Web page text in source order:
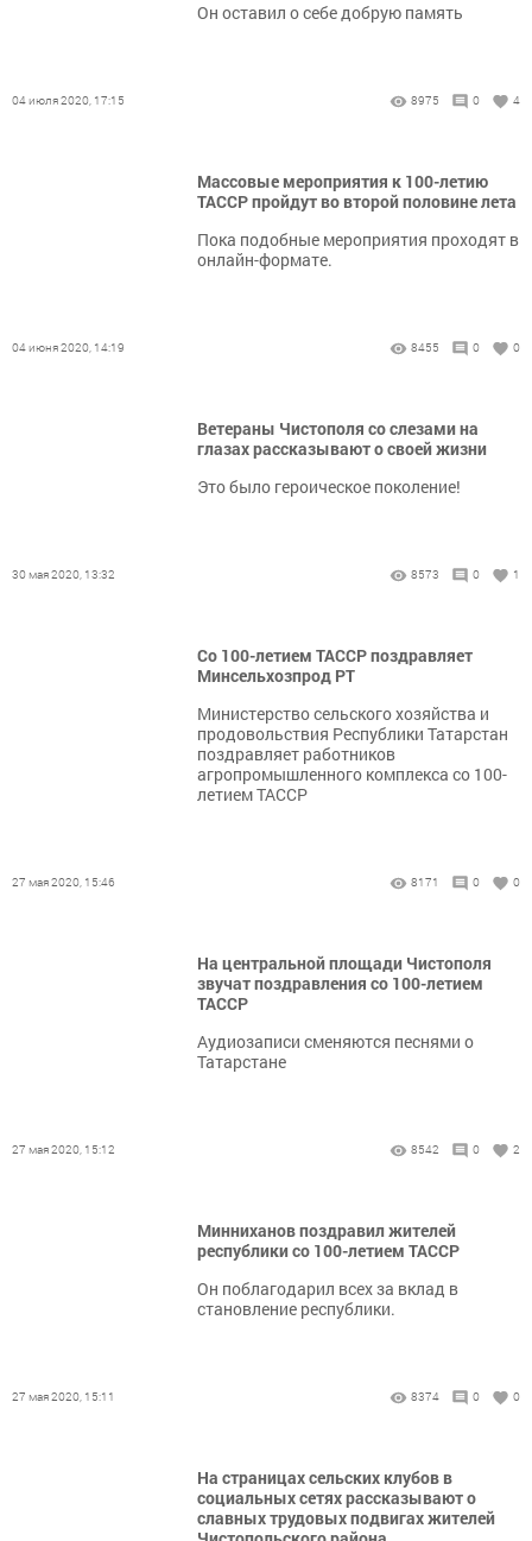
Он оставил о себе добрую память
04 июля 2020, 17:15 8975 0 4
Массовые мероприятия к 100-летию
ТАССР пройдут во второй половине лета
Пока подобные мероприятия проходят в
онлайн-формате.
04 июня 2020, 14:19 8455 0 0
Ветераны Чистополя со слезами на
глазах рассказывают о своей жизни
Это было героическое поколение!
30 мая 2020, 13:32 8573 0 1
Со 100-летием ТАССР поздравляет
Минсельхозпрод РТ
Министерство сельского хозяйства и
продовольствия Республики Татарстан
поздравляет работников
агропромышленного комплекса со 100-
летием ТАССР
27 мая 2020, 15:46 8171 0 0
На центральной площади Чистополя
звучат поздравления со 100-летием
ТАССР
Аудиозаписи сменяются песнями о
Татарстане
27 мая 2020, 15:12 8542 0 2
Минниханов поздравил жителей
республики со 100-летием ТАССР
Он поблагодарил всех за вклад в
становление республики.
27 мая 2020, 15:11 8374 0 0
На страницах сельских клубов в
социальных сетях рассказывают о
славных трудовых подвигах жителей